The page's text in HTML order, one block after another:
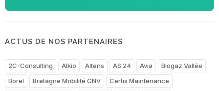
ACTUS DE NOS PARTENAIRES
2C-Consulting Alkio Altens AS 24 Avia
Biogaz Vallée
Borel
Bretagne Mobilité GNV
Certis Maintenance